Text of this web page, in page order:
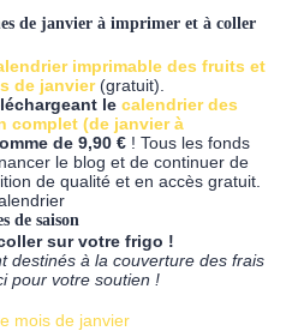
de janvier à imprimer et à coller
imprimable des fruits et
de janvier (gratuit).
le calendrier des
complet (de janvier à
de 9,90 € ! Tous les fonds
le blog et de continuer de
de qualité et en accès gratuit.
de saison
sur votre frigo !
destinés à la couverture des frais
pour votre soutien !
mois de janvier